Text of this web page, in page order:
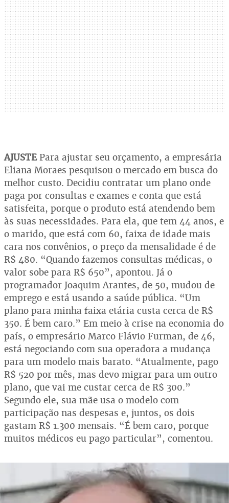
AJUSTE Para ajustar seu orçamento, a empresária
Eliana Moraes pesquisou o mercado em busca do
melhor custo. Decidiu contratar um plano onde
paga por consultas e exames e conta que está
satisfeita, porque o produto está atendendo bem
às suas necessidades. Para ela, que tem 44 anos, e
o marido, que está com 60, faixa de idade mais
cara nos convênios, o preço da mensalidade é de
R$ 480. “Quando fazemos consultas médicas, o
valor sobe para R$ 650”, apontou. Já o
programador Joaquim Arantes, de 50, mudou de
emprego e está usando a saúde pública. “Um
plano para minha faixa etária custa cerca de R$
350. É bem caro.” Em meio à crise na economia do
país, o empresário Marco Flávio Furman, de 46,
está negociando com sua operadora a mudança
para um modelo mais barato. “Atualmente, pago
R$ 520 por mês, mas devo migrar para um outro
plano, que vai me custar cerca de R$ 300.”
Segundo ele, sua mãe usa o modelo com
participação nas despesas e, juntos, os dois
gastam R$ 1.300 mensais. “É bem caro, porque
muitos médicos eu pago particular”, comentou.